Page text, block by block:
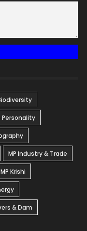
Personality
MP Industry & Trade
MP Krishi
& Dam